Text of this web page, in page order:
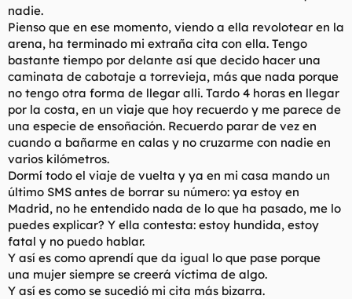
nadie.
Pienso que en ese momento, viendo a ella revolotear en la
arena, ha terminado mi extraña cita con ella. Tengo
bastante tiempo por delante así que decido hacer una
caminata de cabotaje a torrevieja, más que nada porque
no tengo otra forma de llegar alli. Tardo 4 horas en llegar
por la costa, en un viaje que hoy recuerdo y me parece de
una especie de ensoñación. Recuerdo parar de vez en
cuando a bañarme en calas y no cruzarme con nadie en
varios kilómetros.
Dormí todo el viaje de vuelta y ya en mi casa mando un
último SMS antes de borrar su número: ya estoy en
Madrid, no he entendido nada de lo que ha pasado, me lo
puedes explicar? Y ella contesta: estoy hundida, estoy
fatal y no puedo hablar.
Y así es como aprendí que da igual lo que pase porque
una mujer siempre se creerá víctima de algo.
Y así es como se sucedió mi cita más bizarra.